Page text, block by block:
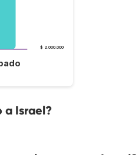
$ 2.000.000
a Israel?